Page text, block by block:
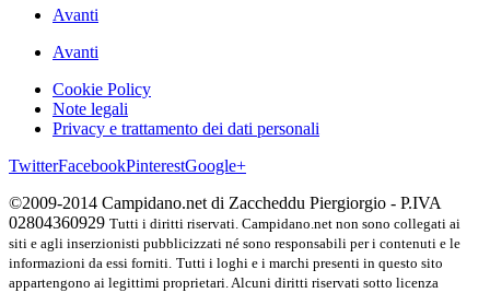
Avanti
Avanti
Cookie Policy
Note legali
Privacy e trattamento dei dati personali
TwitterFacebookPinterestGoogle+
©2009-2014 Campidano.net di Zaccheddu Piergiorgio - P.IVA
02804360929 Tutti i diritti riservati. Campidano.net non sono collegati ai
siti e agli inserzionisti pubblicizzati né sono responsabili per i contenuti e le
informazioni da essi forniti. Tutti i loghi e i marchi presenti in questo sito
appartengono ai legittimi proprietari. Alcuni diritti riservati sotto licenza